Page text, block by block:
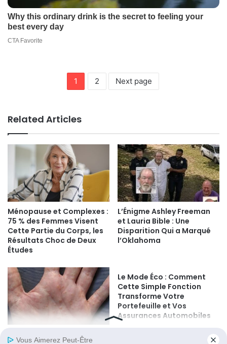
1 2 Next page
Related Articles
Ménopause et Complexes :
75 % des Femmes Visent
Cette Partie du Corps, les
Résultats Choc de Deux
Études
L’Énigme Ashley Freeman
et Lauria Bible : Une
Disparition Qui a Marqué
l’Oklahoma
Si vous voyez ces boutons
Le Mode Éco : Comment
Cette Simple Fonction
Transforme Votre
Portefeuille et Vos
Assurances Automobiles